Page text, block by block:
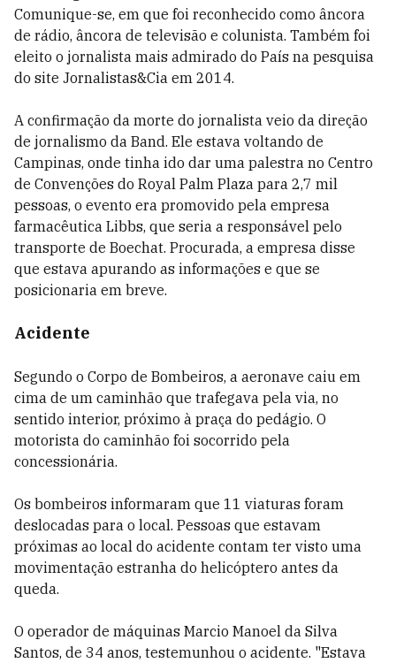
Comunique-se, em que foi reconhecido como âncora
de rádio, âncora de televisão e colunista. Também foi
eleito o jornalista mais admirado do País na pesquisa
do site Jornalistas&Cia em 2014.
A confirmação da morte do jornalista veio da direção
de jornalismo da Band. Ele estava voltando de
Campinas, onde tinha ido dar uma palestra no Centro
de Convenções do Royal Palm Plaza para 2,7 mil
pessoas, o evento era promovido pela empresa
farmacêutica Libbs, que seria a responsável pelo
transporte de Boechat. Procurada, a empresa disse
que estava apurando as informações e que se
posicionaria em breve.
Acidente
Segundo o Corpo de Bombeiros, a aeronave caiu em
cima de um caminhão que trafegava pela via, no
sentido interior, próximo à praça do pedágio. O
motorista do caminhão foi socorrido pela
concessionária.
Os bombeiros informaram que 11 viaturas foram
deslocadas para o local. Pessoas que estavam
próximas ao local do acidente contam ter visto uma
movimentação estranha do helicóptero antes da
queda.
O operador de máquinas Marcio Manoel da Silva
Santos, de 34 anos, testemunhou o acidente. "Estava